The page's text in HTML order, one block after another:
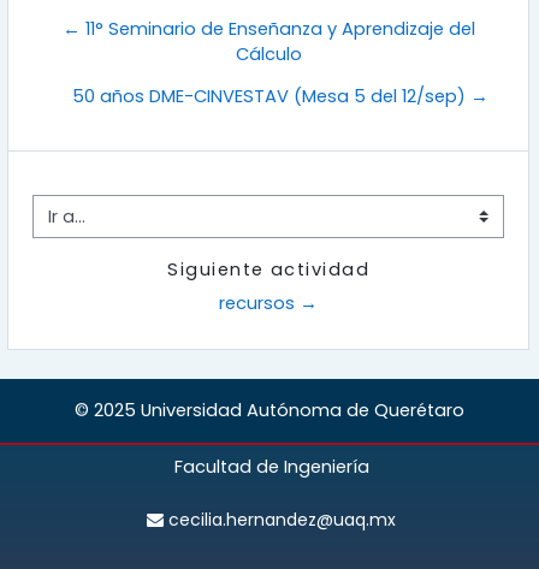
← 11° Seminario de Enseñanza y Aprendizaje del
Cálculo
50 años DME-CINVESTAV (Mesa 5 del 12/sep) →
Ir a...
Siguiente actividad
recursos →
© 2025 Universidad Autónoma de Querétaro
Facultad de Ingeniería
cecilia.hernandez@uaq.mx